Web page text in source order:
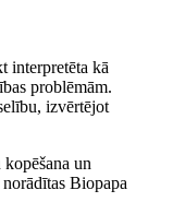
interpretēta kā
problēmām.
izvērtējot
un
Biopapa